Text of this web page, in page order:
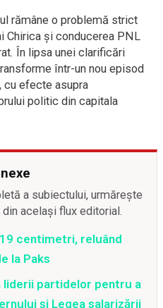
rămâne o problemă strict
Chirica și conducerea PNL
În lipsa unei clarificări
într-un nou episod
efecte asupra
politic din capitala
a subiectului, urmărește
același flux editorial.
centimetri, reluând
la Paks
liderii partidelor pentru a
și Legea salarizării